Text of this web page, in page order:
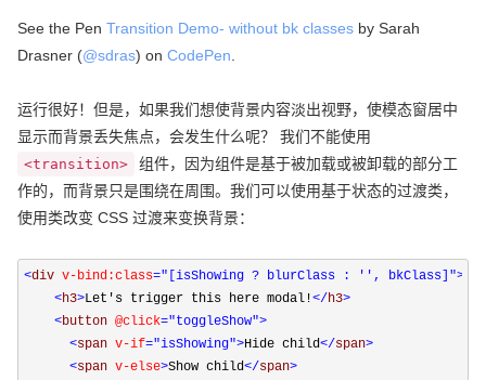
See the Pen Transition Demo- without bk classes by Sarah
Drasner (@sdras) on CodePen
运行很好！但是，如果我们想使背景内容淡出视野，使模态窗居中
显示而背景丢失焦点，会发生什么呢？ 我们不能使用
<transition>
组件，因为组件是基于被加载或被卸载的部分工
作的，而背景只是围绕在周围。我们可以使用基于状态的过渡类，
使用类改变 CSS 过渡来变换背景：
<div v-bind:class="[isShowing ? blurClass : '', bkClass]">
<h3>Let's trigger this here modal!</h3>
<button @click="toggleShow">
<span v-if="isShowing">Hide child</span>
<span v-else>Show child</span>